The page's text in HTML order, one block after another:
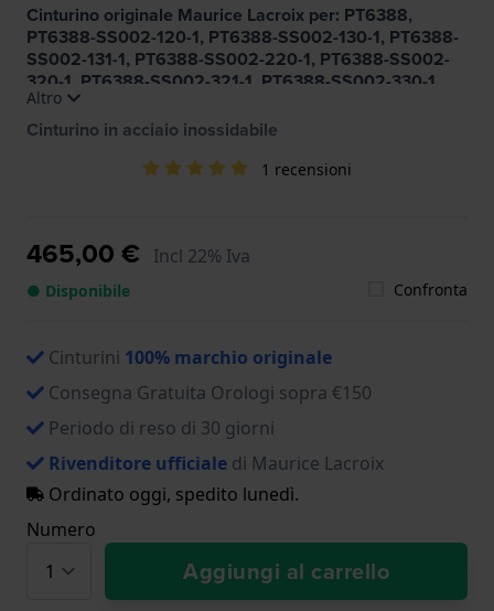
Cinturino originale Maurice Lacroix per: PT6388,
PT6388-SS002-120-1, PT6388-SS002-130-1, PT6388-
SS002-131-1, PT6388-SS002-220-1, PT6388-SS002-
320-1, PT6388-SS002-321-1, PT6388-SS002-330-1,
PT6388-SS002-330-2, PT6388-SS002-331-1, PT6388-
SS002-420-1, PT6388-SS002-430-1
Altro
Cinturino in acciaio inossidabile
1 recensioni
465,00 € Incl 22% Iva
● Disponibile Confronta
Cinturini 100% marchio originale
Consegna Gratuita Orologi sopra €150
Periodo di reso di 30 giorni
Rivenditore ufficiale di Maurice Lacroix
Ordinato oggi, spedito lunedì.
Numero
Aggiungi al carrello